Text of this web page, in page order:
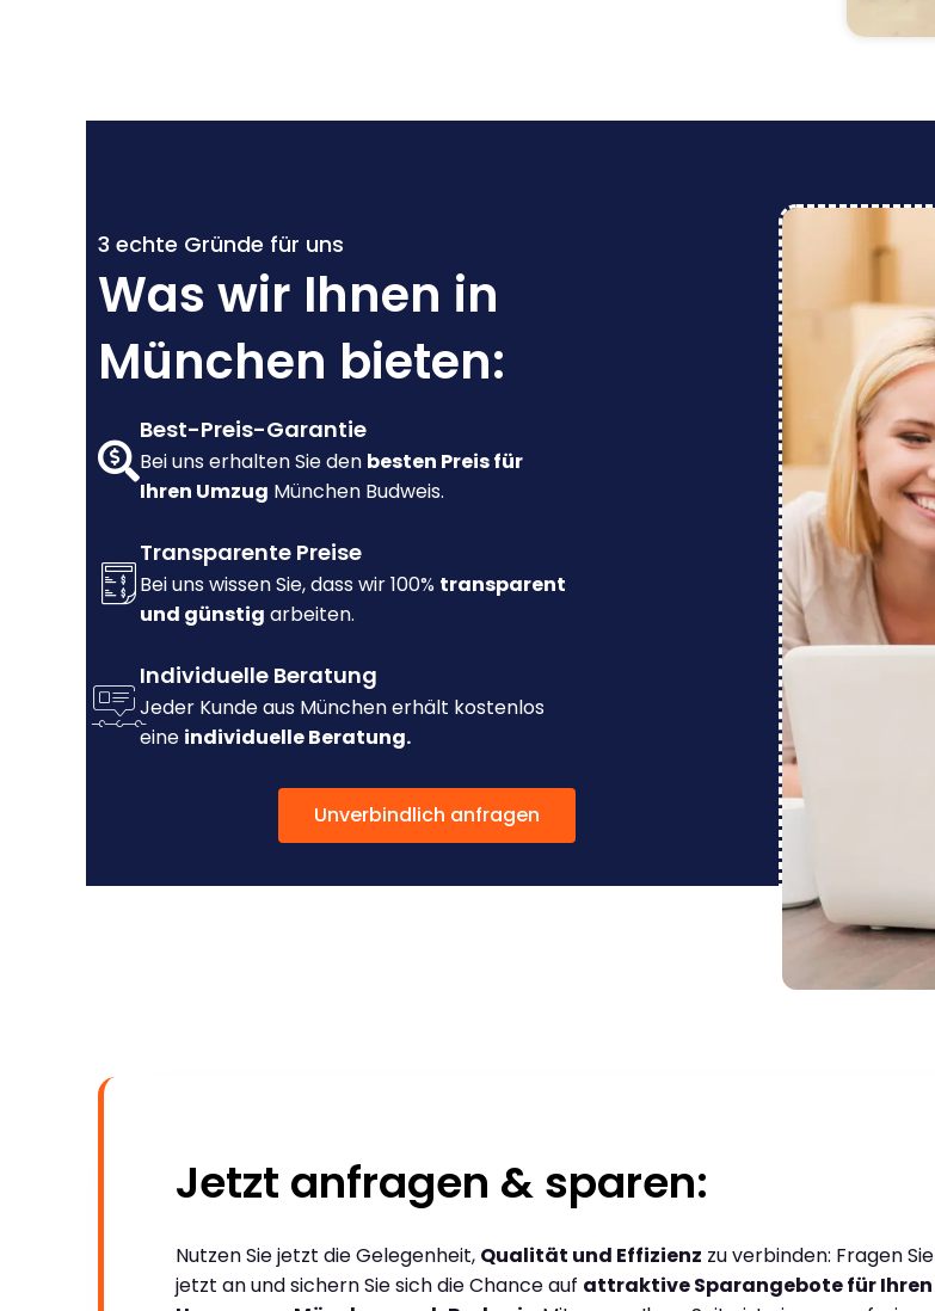
3 echte Gründe für uns
Was wir Ihnen in
München bieten:
Best-Preis-Garantie
Bei uns erhalten Sie den besten Preis für
Ihren Umzug München Budweis.
Transparente Preise
Bei uns wissen Sie, dass wir 100% transparent
und günstig arbeiten.
Individuelle Beratung
Jeder Kunde aus München erhält kostenlos
eine individuelle Beratung.
Unverbindlich anfragen
Jetzt anfragen & sparen:
Nutzen Sie jetzt die Gelegenheit, Qualität und Effizienz zu verbinden: Fragen Sie
jetzt an und sichern Sie sich die Chance auf attraktive Sparangebote für Ihren